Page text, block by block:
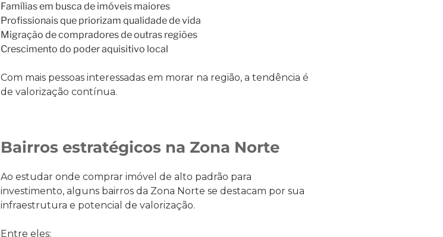
Famílias em busca de imóveis maiores
Profissionais que priorizam qualidade de vida
Migração de compradores de outras regiões
Crescimento do poder aquisitivo local
Com mais pessoas interessadas em morar na região, a tendência é
de valorização contínua.
Bairros estratégicos na Zona Norte
Ao estudar onde comprar imóvel de alto padrão para
investimento, alguns bairros da Zona Norte se destacam por sua
infraestrutura e potencial de valorização.
Entre eles: